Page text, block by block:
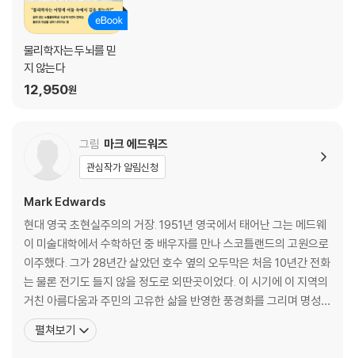
우리는 알고리즘이 아니다
다른 각도에서 볼 때만 보이는 돌파구가 있다
과거의 영광은 과거의 것이다
6장 나는 지금 내가 하는 일을 모른다
합치려면 먼저 쪼갠다
우연한 발견이 이루어질 여지를 두라
7장 겸손이 더 나은 물리학자를 만든다
정답부터 상상하면 출발점이 보인다
의견이 다르다고 누가 틀린 것은 아니다
실패도 성공도 삶 자체는 아니다
좋은 질문을 선택하라
내가 다 알지 못한다는 것을 기억하라
자신이 믿지 않는다고 얕보지 말라
물리학자는 두뇌를 믿
지 않는다
12,950원
그림 마크 에드워즈
관심작가 알림신청
Mark Edwards
현대 영국 초현실주의의 거장. 1951년 영국에서 태어난 그는 메드웨
이 미술대학에서 수학하던 중 배우자를 만나 스코틀랜드의 고원으로
이주했다. 그가 28년간 살았던 호수 옆의 오두막은 처음 10년간 전화
는 물론 전기도 들지 않을 정도로 외딴곳이었다. 이 시기에 이 지역의
거친 아름다움과 주민의 고유한 삶을 반영한 풍경화를 그리며 명성을
얻었다. 2007년 마크는 어느 잡지에서 1950년대의 사진 한 장을 발
견했다. 유리창에 비친 중절모를 쓰고 품 넓은 코트를 입은 한 사내의
펼쳐보기